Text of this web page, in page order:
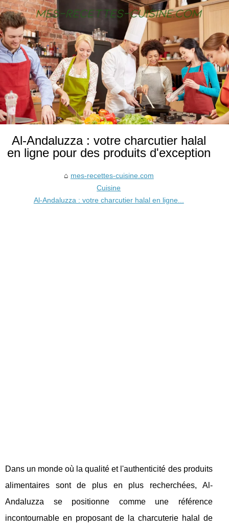
Al-Andaluzza : votre charcutier halal
en ligne pour des produits d'exception
mes-recettes-cuisine.com
Cuisine
Al-Andaluzza : votre charcutier halal en ligne...
Dans un monde où la qualité et l'authenticité des produits
alimentaires sont de plus en plus recherchées, Al-
Andaluzza se positionne comme une référence
incontournable en proposant de la charcuterie halal de